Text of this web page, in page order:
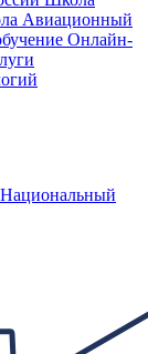
Авиационный
Онлайн-
Национальный